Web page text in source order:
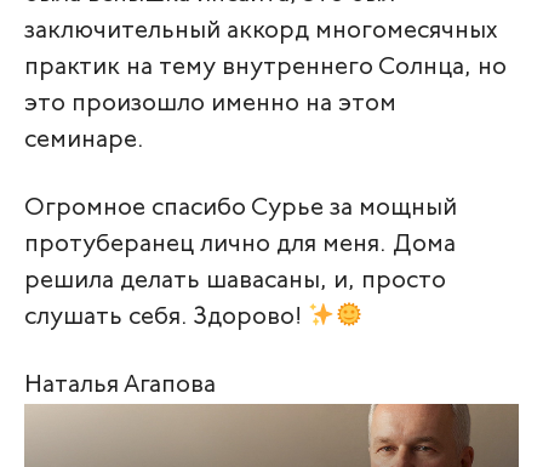
заключительный аккорд многомесячных
практик на тему внутреннего Солнца, но
это произошло именно на этом
семинаре.
Огромное спасибо Сурье за мощный
протуберанец лично для меня. Дома
решила делать шавасаны, и, просто
слушать себя. Здорово!
Наталья Агапова